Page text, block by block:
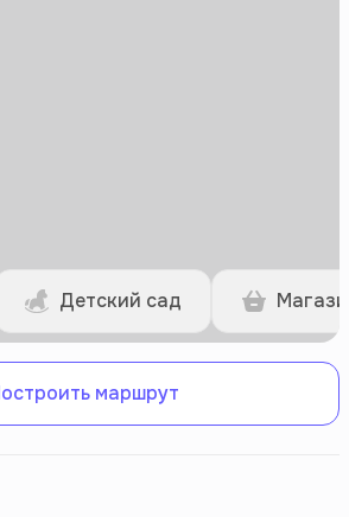
Детский сад
маршрут